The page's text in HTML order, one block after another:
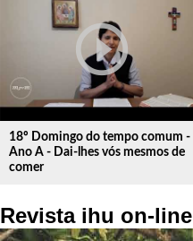
play_circle_outline
18º Domingo do tempo comum -
Ano A - Dai-lhes vós mesmos de
comer
Revista ihu on-line